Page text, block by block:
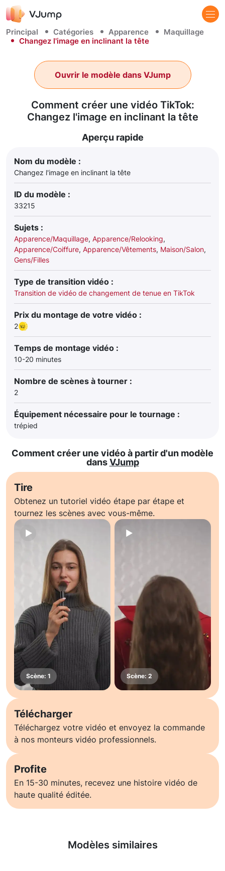
Principal Catégories Apparence
Maquillage
Changez l'image en inclinant la tête
Comment créer une vidéo TikTok:
Changez l'image en inclinant la tête
Ouvrir le modèle dans VJump
Aperçu rapide
Nom du modèle :
Changez l'image en inclinant la tête
ID du modèle :
33215
Sujets :
Apparence/Maquillage, Apparence/Relooking,
Apparence/Coiffure, Apparence/Vêtements, Maison/Salon,
Gens/Filles
Type de transition vidéo :
Transition de vidéo de changement de tenue en TikTok
Prix du montage de votre vidéo :
2
Temps de montage vidéo :
10-20 minutes
Nombre de scènes à tourner :
2
Équipement nécessaire pour le tournage :
trépied
Comment créer une vidéo à partir d'un modèle
dansVJump
Tire
Obtenez un tutoriel vidéo étape par étape et
tournez les scènes avec vous-même.
Télécharger
Téléchargez votre vidéo et envoyez la commande
à nos monteurs vidéo professionnels.
Profite
En 15-30 minutes, recevez une histoire vidéo de
haute qualité éditée.
Modèles similaires
En savoir plus